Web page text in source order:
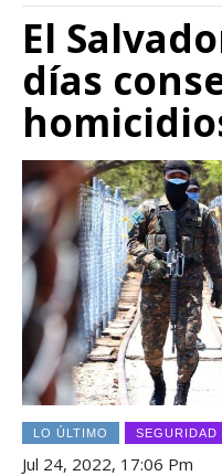
El
días
LO ÚLTIMO SEGURIDAD
Jul 24, 2022, 17:06 Pm